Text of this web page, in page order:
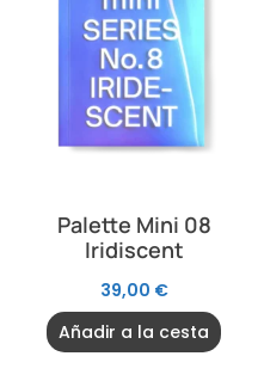
Palette Mini 08
Iridiscent
39,00 €
Añadir a la cesta